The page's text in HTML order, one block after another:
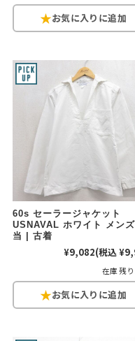
リーバイス
ア行
ナ行
ハ行
Search by Item アイ
ジャケット
長袖シャツ
パンツ
雑貨/小物
60s セーラージャケット
USNAVAL ホワイト メンズ
当 | 古着
¥9,082(税込
在庫 残り